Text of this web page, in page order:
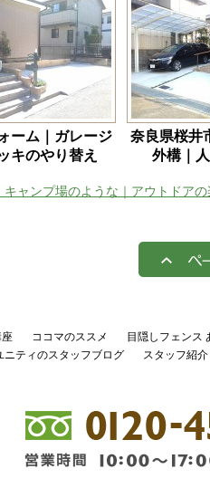
ーム｜ガレージ
キのやり替え
奈良県桜井
外構｜
キャンプ場のような｜アウトドア
ココマのススメ
目隠しフェンス
ニティのスタッフブログ
スタッフ紹介